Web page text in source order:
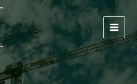
Main